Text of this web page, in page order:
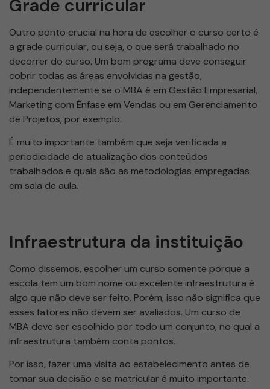
Grade curricular
Outro ponto crucial na hora de escolher o curso certo é
a grade curricular, ou seja, o que será trabalhado no
decorrer do curso. Um bom programa deve conseguir
cobrir todas as áreas envolvidas na gestão,
independentemente se o MBA é em Gestão Empresarial,
Marketing com Ênfase em Vendas ou em Gerenciamento
de Projetos, por exemplo.
É muito importante também que seja verificada a
periodicidade de atualização dos conteúdos
trabalhados e quais são as metodologias empregadas
em sala de aula.
Infraestrutura da instituição
Como dissemos, escolher um curso somente porque a
escola tem um bom nome ou excelente infraestrutura é
algo que não deve ser feito. Porém, isso não significa que
esses fatores não devem ser avaliados. Um curso de
MBA deve ser escolhido por todo um conjunto, no qual a
infraestrutura também conta pontos.
Por isso, fazer uma visita ao estabelecimento antes de
tomar sua decisão e se matricular é muito importante.